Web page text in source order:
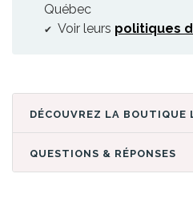
Québec
Voir leurs politiques
QUESTIONS & RÉPONSES